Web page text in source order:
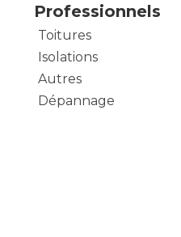
Professionnels
Toitures
Isolations
Autres
Dépannage